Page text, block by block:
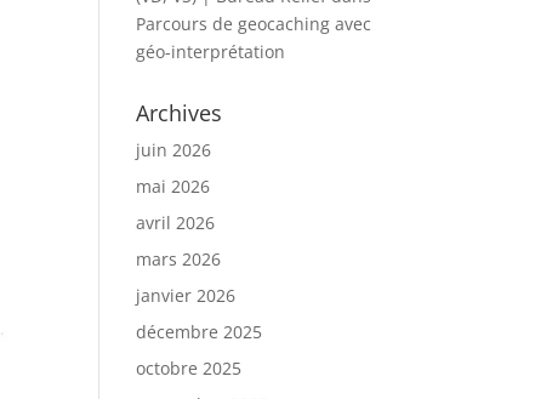
Parcours de geocaching avec
géo-interprétation
Archives
juin 2026
mai 2026
avril 2026
mars 2026
janvier 2026
décembre 2025
octobre 2025